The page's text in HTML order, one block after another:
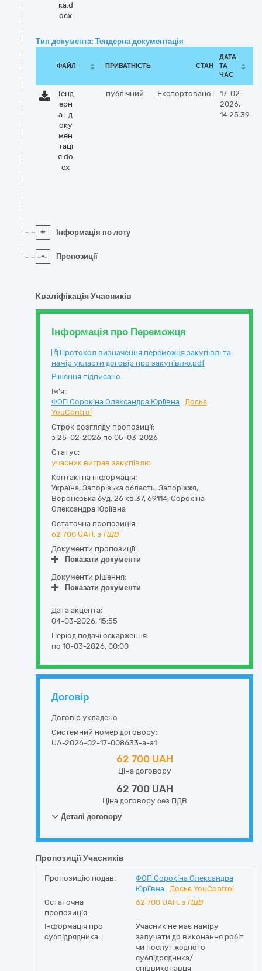
ка.d
ocx
Тип документа: Тендерна документація
ФАЙЛ ПРИВАТНІСТЬ СТАН
ДАТА
ТА
ЧАС
Тенд
ерн
а_д
оку
мен
таці
я.do
cx
публічний Експортовано:
17-02-
2026,
14:25:39
+ Інформація по лоту
- Пропозиції
Кваліфікація Учасників
Інформація про Переможця
Протокол визначення переможця закупівлі та
намір укласти договір про закупівлю.pdf
Рішення підписано
Ім'я:
ФОП Сорокіна Олександра Юріївна Досьє
YouControl
Строк розгляду пропозиції:
з 25-02-2026 по 05-03-2026
Статус:
учасник виграв закупівлю
Контактна інформація:
Україна, Запорізька область, Запоріжжя,
Воронезька буд. 26 кв.37, 69114, Сорокіна
Олександра Юріївна
Остаточна пропозиція:
62 700 UAH, з ПДВ
Документи пропозиції:
Показати документи
Документи рішення:
Показати документи
Дата акцепта:
04-03-2026, 15:55
Період подачі оскарження:
по 10-03-2026, 00:00
Договір
Договір укладено
Системний номер договору:
UA-2026-02-17-008633-a-a1
62 700 UAH
Ціна договору
62 700 UAH
Ціна договору без ПДВ
Деталі договору
Пропозиції Учасників
Пропозицію подав:
ФОП Сорокіна Олександра
Юріївна
Досьє YouControl
Остаточна
пропозиція:
62 700 UAH, з ПДВ
Інформація про
субпідрядника:
Учасник не має наміру
залучати до виконання робіт
чи послуг жодного
субпідрядника/
співвиконавця